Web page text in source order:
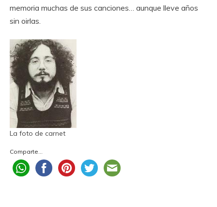
memoria muchas de sus canciones… aunque lleve años
sin oirlas.
La foto de carnet
Comparte...